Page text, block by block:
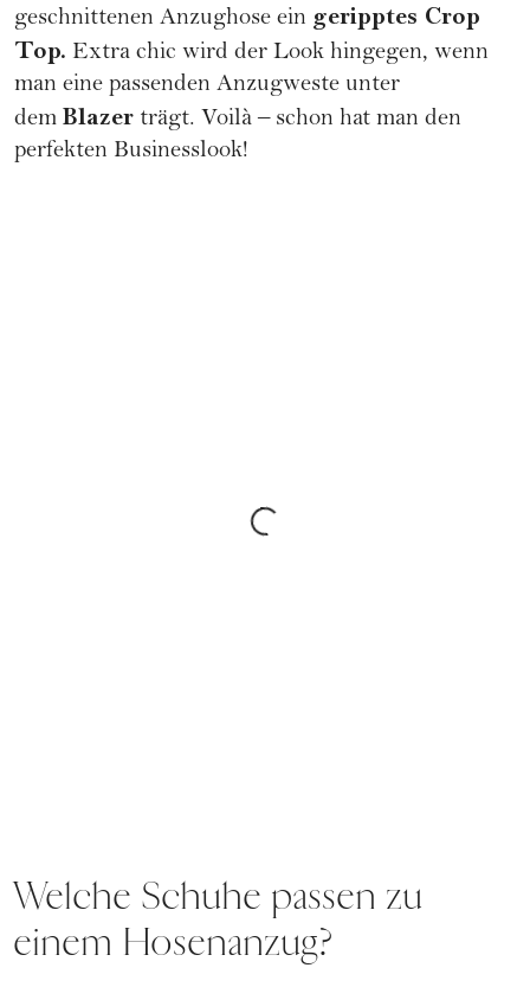
geschnittenen Anzughose ein geripptes Crop
Top. Extra chic wird der Look hingegen, wenn
man eine passenden Anzugweste unter
dem Blazer trägt. Voilà – schon hat man den
perfekten Businesslook!
Welche Schuhe passen zu
einem Hosenanzug?